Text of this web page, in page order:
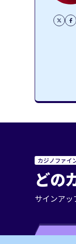
カジノファイ
どの
サインアッ